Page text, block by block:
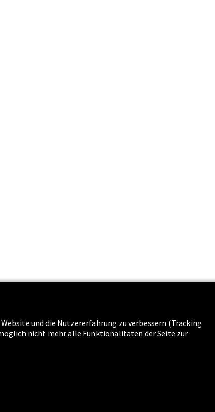
und die Nutzererfahrung zu verbessern (Tracking
nicht mehr alle Funktionalitäten der Seite zur